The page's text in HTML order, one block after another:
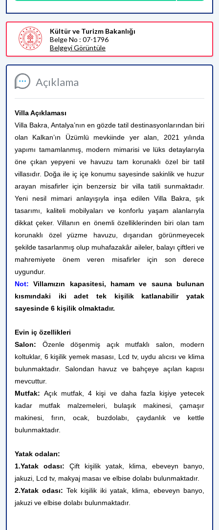
Açıklama
Villa Açıklaması
Villa Bakra, Antalya’nın en gözde tatil destinasyonlarından biri
olan Kalkan’ın Üzümlü mevkiinde yer alan, 2021 yılında
yapımı tamamlanmış, modern mimarisi ve lüks detaylarıyla
öne çıkan yepyeni ve havuzu tam korunaklı özel bir tatil
villasıdır. Doğa ile iç içe konumu sayesinde sakinlik ve huzur
arayan misafirler için benzersiz bir villa tatili sunmaktadır.
Yeni nesil mimari anlayışıyla inşa edilen Villa Bakra, şık
tasarımı, kaliteli mobilyaları ve konforlu yaşam alanlarıyla
dikkat çeker. Villanın en önemli özelliklerinden biri olan tam
korunaklı özel yüzme havuzu, dışarıdan görünmeyecek
şekilde tasarlanmış olup muhafazakâr aileler, balayı çiftleri ve
mahremiyete önem veren misafirler için son derece
uygundur.
Not: Villamızın kapasitesi, hamam ve sauna bulunan
kısmındaki iki adet tek kişilik katlanabilir yatak
sayesinde 6 kişilik olmaktadır.
Evin iç özellikleri
Salon: Özenle döşenmiş açık mutfaklı salon, modern
koltuklar, 6 kişilik yemek masası, Lcd tv, uydu alıcısı ve klima
bulunmaktadır. Salondan havuz ve bahçeye açılan kapısı
mevcuttur.
Mutfak:Açık mutfak, 4 kişi ve daha fazla kişiye yetecek
kadar mutfak malzemeleri, bulaşık makinesi, çamaşır
makinesi, fırın, ocak, buzdolabı, çaydanlık ve kettle
bulunmaktadır.
Yatak odaları:
1.Yatak odası: Çift kişilik yatak, klima, ebeveyn banyo,
jakuzi, Lcd tv, makyaj masaı ve elbise dolabı bulunmaktadır.
2.Yatak odası: Tek kişilik iki yatak, klima, ebeveyn banyo,
jakuzi ve elbise dolabı bulunmaktadır.
Kültür ve Turizm Bakanlığı
Belge No : 07-1796
Belgeyi Görüntüle